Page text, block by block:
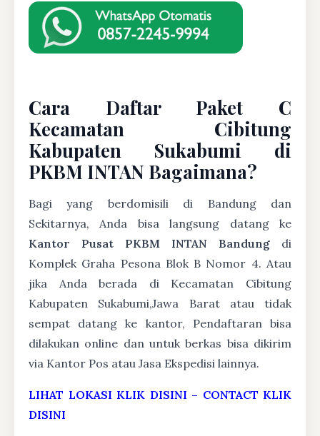
Cara Daftar Paket C
Kecamatan Cibitung
Kabupaten Sukabumi di
PKBM INTAN Bagaimana?
Bagi yang berdomisili di Bandung dan
Sekitarnya, Anda bisa langsung datang ke
Kantor Pusat PKBM INTAN Bandung di
Komplek Graha Pesona Blok B Nomor 4. Atau
jika Anda berada di Kecamatan Cibitung
Kabupaten Sukabumi,Jawa Barat atau tidak
sempat datang ke kantor, Pendaftaran bisa
dilakukan online dan untuk berkas bisa dikirim
via Kantor Pos atau Jasa Ekspedisi lainnya.
LIHAT LOKASI KLIK DISINI – CONTACT KLIK
DISINI